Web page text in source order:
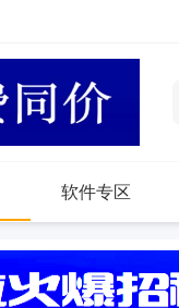
软件专区